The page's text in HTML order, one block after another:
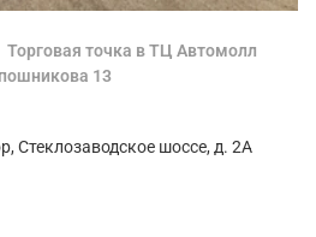
Торговая точка в ТЦ Автомолл
13
Стеклозаводское шоссе, д. 2А